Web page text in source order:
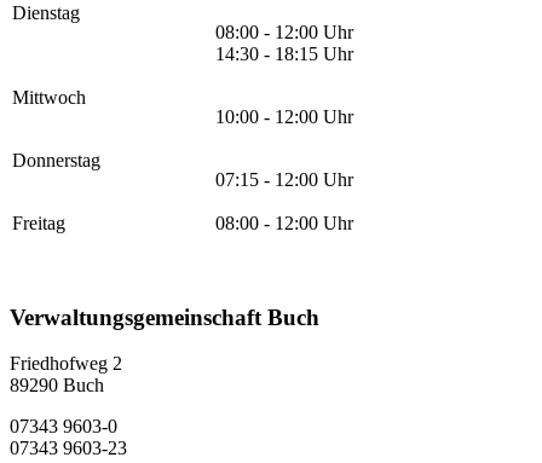
Dienstag
08:00 - 12:00 Uhr
14:30 - 18:15 Uhr
Mittwoch
10:00 - 12:00 Uhr
Donnerstag
07:15 - 12:00 Uhr
Freitag 08:00 - 12:00 Uhr
Verwaltungsgemeinschaft Buch
Friedhofweg 2
89290 Buch
07343 9603-0
07343 9603-23